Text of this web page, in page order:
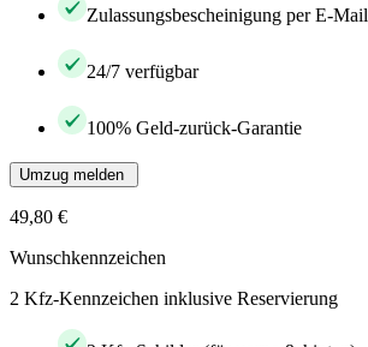
Zulassungsbescheinigung per E-Mail
24/7 verfügbar
100% Geld-zurück-Garantie
Umzug melden
49,80 €
Wunschkennzeichen
2 Kfz-Kennzeichen inklusive Reservierung